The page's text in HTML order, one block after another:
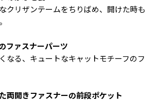
クリザンテームをちりばめ、開けた時も
ファスナーパーツ
なる、キュートなキャットモチーフのフ
両開きファスナーの前段ポケット